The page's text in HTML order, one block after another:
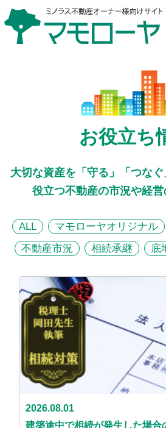
お役立ち
大切な資産を「守る」「つな
役立つ不動産の市況や経
ALL マモローヤオリジナル
不動産市況
相続承継 底
2026.08.01
建築途中で相続が発生した場合